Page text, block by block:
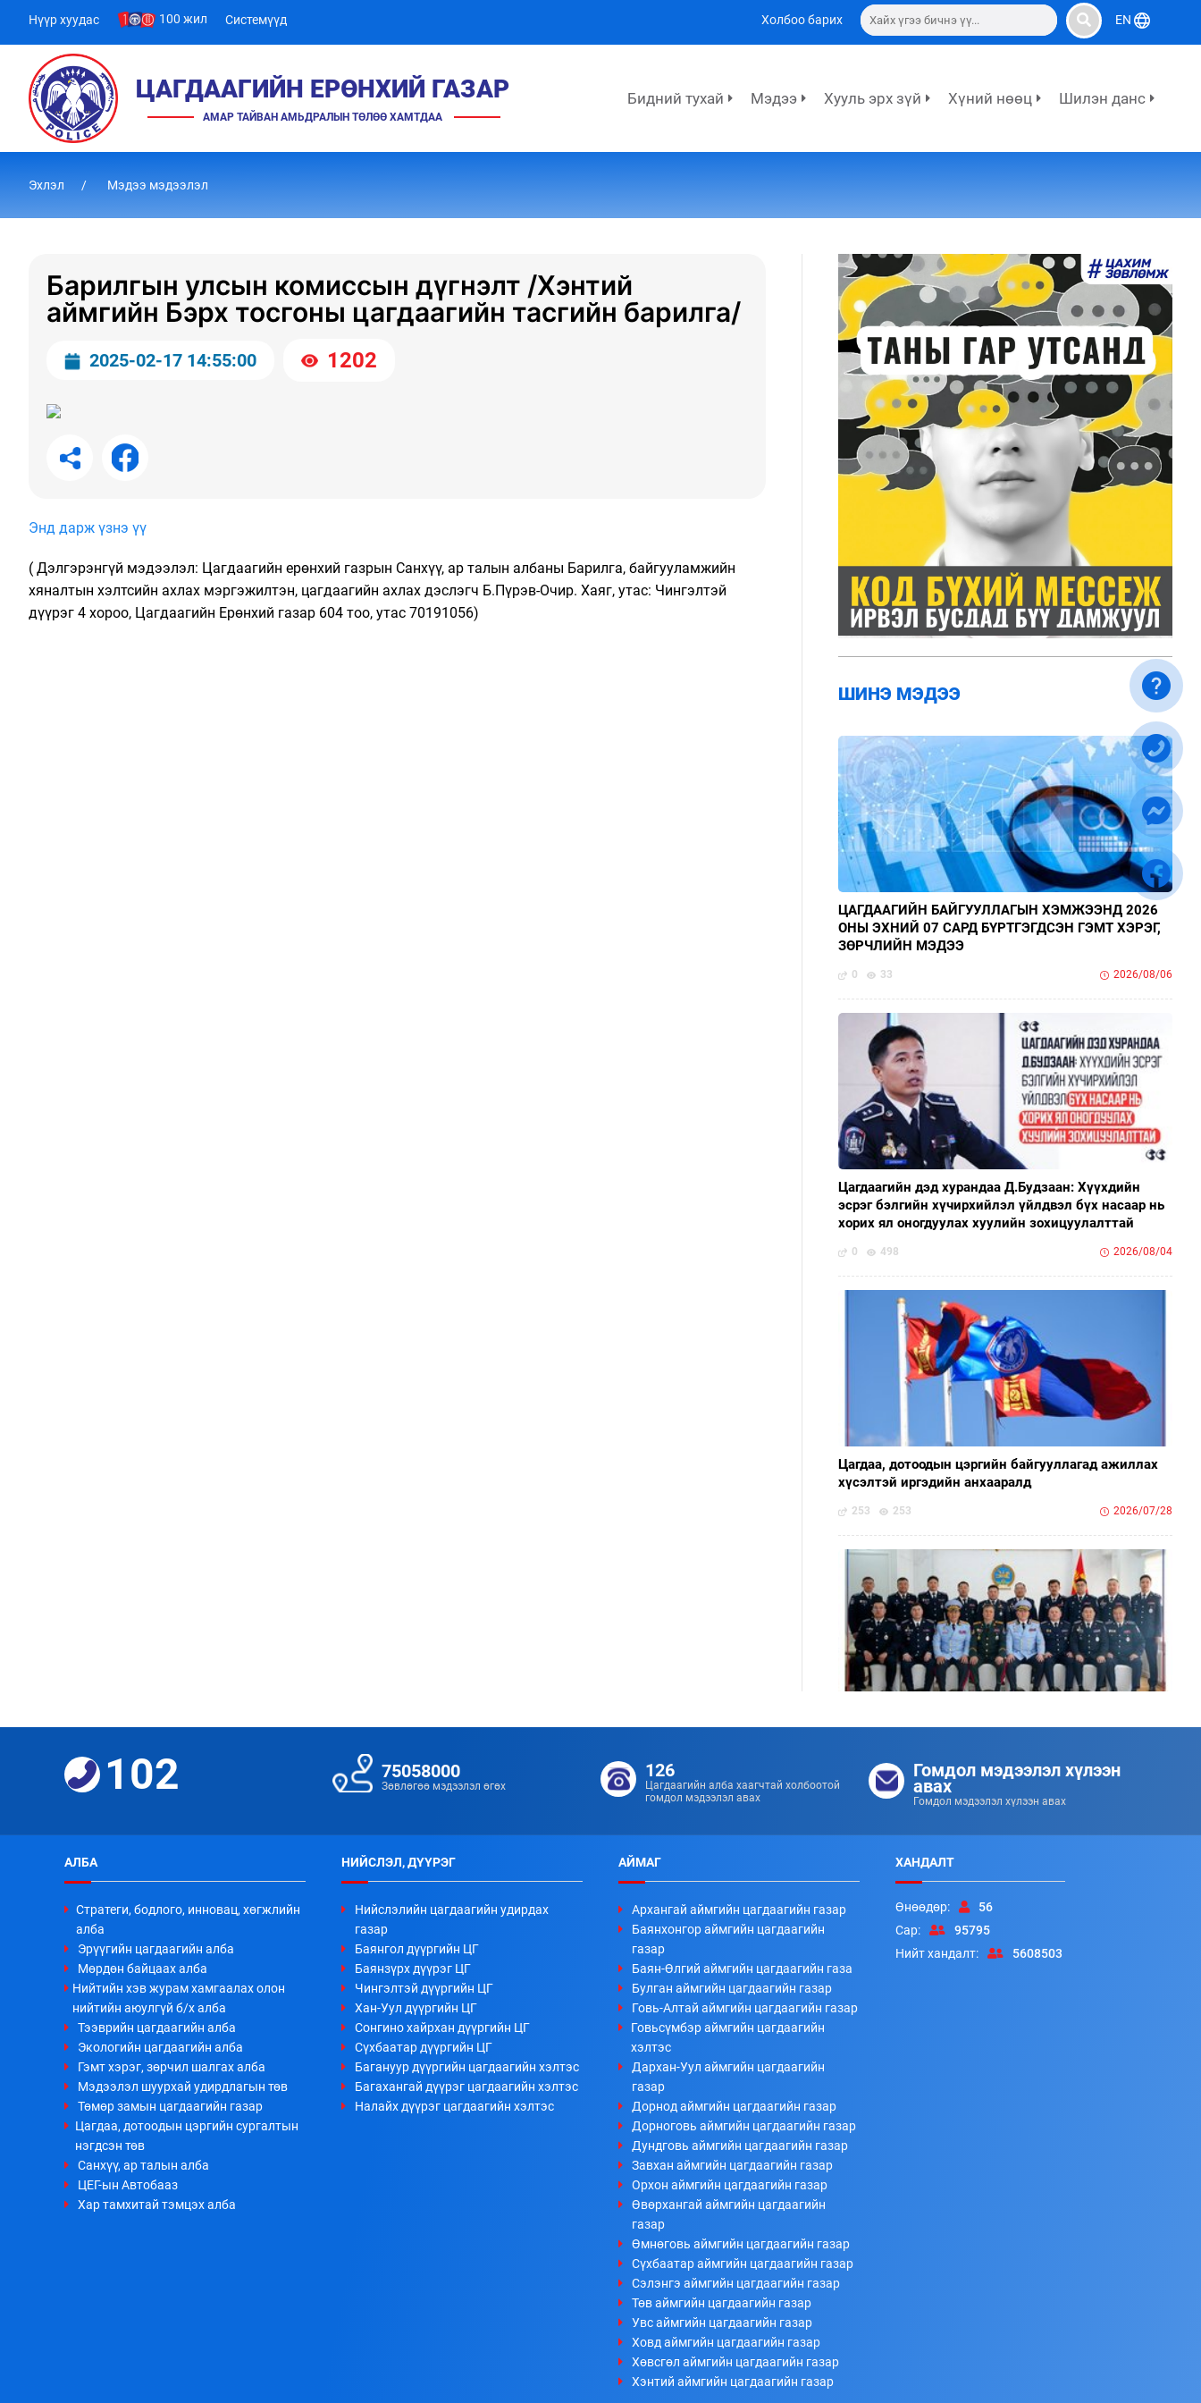
Нүүр хуудас 100 жил Системүүд Холбоо барих EN
ЦАГДААГИЙН ЕРӨНХИЙ ГАЗАР
АМАР ТАЙВАН АМЬДРАЛЫН ТӨЛӨӨ ХАМТДАА
Бидний тухай Мэдээ Хууль эрх зүй Хүний нөөц Шилэн данс
Эхлэл Мэдээ мэдээлэл
Барилгын улсын комиссын дүгнэлт /Хэнтий
аймгийн Бэрх тосгоны цагдаагийн тасгийн барилга/
2025-02-17 14:55:00 1202
Энд дарж үзнэ үү
( Дэлгэрэнгүй мэдээлэл: Цагдаагийн ерөнхий газрын Санхүү, ар талын албаны Барилга, байгууламжийн
хяналтын хэлтсийн ахлах мэргэжилтэн, цагдаагийн ахлах дэслэгч Б.Пүрэв-Очир. Хаяг, утас: Чингэлтэй
дүүрэг 4 хороо, Цагдаагийн Ерөнхий газар 604 тоо, утас 70191056)
ШИНЭ МЭДЭЭ
ЦАГДААГИЙН БАЙГУУЛЛАГЫН ХЭМЖЭЭНД 2026
ОНЫ ЭХНИЙ 07 САРД БҮРТГЭГДСЭН ГЭМТ ХЭРЭГ,
ЗӨРЧЛИЙН МЭДЭЭ
0 33 2026/08/06
Цагдаагийн дэд хурандаа Д.Будзаан: Хүүхдийн
эсрэг бэлгийн хүчирхийлэл үйлдвэл бүх насаар нь
хорих ял оногдуулах хуулийн зохицуулалттай
0 498 2026/08/04
Цагдаа, дотоодын цэргийн байгууллагад ажиллах
хүсэлтэй иргэдийн анхааралд
253 253 2026/07/28
Цэргийн дээд цол хүртсэн удирдлагуудад
253 253 2026/07/08
Ахлагч Э.Бумбаяр Монгол Улсын Мэргэн цолны
болзол хангалаа
102 75058000
Зөвлөгөө мэдээлэл өгөх
126
Цагдаагийн алба хаагчтай холбоотой
гомдол мэдээлэл авах
Гомдол мэдээлэл хүлээн
авах
Гомдол мэдээлэл хүлээн авах
АЛБА
Стратеги, бодлого, инновац, хөгжлийн
алба
Эрүүгийн цагдаагийн алба
Мөрдөн байцаах алба
Нийтийн хэв журам хамгаалах олон
нийтийн аюулгүй б/х алба
Тээврийн цагдаагийн алба
Экологийн цагдаагийн алба
Гэмт хэрэг, зөрчил шалгах алба
Мэдээлэл шуурхай удирдлагын төв
Төмөр замын цагдаагийн газар
Цагдаа, дотоодын цэргийн сургалтын
нэгдсэн төв
Санхүү, ар талын алба
ЦЕГ-ын Автобааз
Хар тамхитай тэмцэх алба
НИЙСЛЭЛ, ДҮҮРЭГ
Нийслэлийн цагдаагийн удирдах
газар
Баянгол дүүргийн ЦГ
Баянзүрх дүүрэг ЦГ
Чингэлтэй дүүргийн ЦГ
Хан-Уул дүүргийн ЦГ
Сонгино хайрхан дүүргийн ЦГ
Сүхбаатар дүүргийн ЦГ
Багануур дүүргийн цагдаагийн хэлтэс
Багахангай дүүрэг цагдаагийн хэлтэс
Налайх дүүрэг цагдаагийн хэлтэс
АЙМАГ
Архангай аймгийн цагдаагийн газар
Баянхонгор аймгийн цагдаагийн
газар
Баян-Өлгий аймгийн цагдаагийн газа
Булган аймгийн цагдаагийн газар
Говь-Алтай аймгийн цагдаагийн газар
Говьсүмбэр аймгийн цагдаагийн
хэлтэс
Дархан-Уул аймгийн цагдаагийн
газар
Дорнод аймгийн цагдаагийн газар
Дорноговь аймгийн цагдаагийн газар
Дундговь аймгийн цагдаагийн газар
Завхан аймгийн цагдаагийн газар
Орхон аймгийн цагдаагийн газар
Өвөрхангай аймгийн цагдаагийн
газар
Өмнөговь аймгийн цагдаагийн газар
Сүхбаатар аймгийн цагдаагийн газар
Сэлэнгэ аймгийн цагдаагийн газар
Төв аймгийн цагдаагийн газар
Увс аймгийн цагдаагийн газар
Ховд аймгийн цагдаагийн газар
Хөвсгөл аймгийн цагдаагийн газар
Хэнтий аймгийн цагдаагийн газар
ХАНДАЛТ
Өнөөдөр:
56
Сар:
95795
Нийт хандалт:
5608503